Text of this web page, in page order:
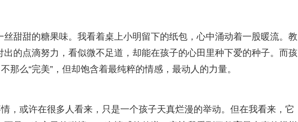
甜甜的糖果味。我看着桌上小明留下的纸包，心中涌动着一股暖流。教
的点滴努力，看似微不足道，却能在孩子的心田里种下爱的种子。而孩
那么“完美”，但却饱含着最纯粹的情感，最动人的力量。
，或许在很多人看来，只是一个孩子天真烂漫的举动。但在我看来，它